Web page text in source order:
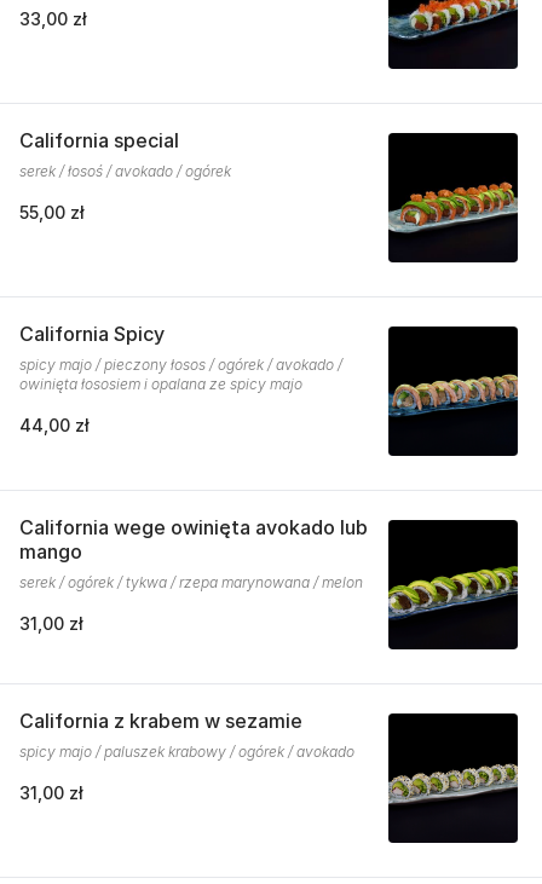
33,00 zł
California special
serek / łosoś / avokado / ogórek
55,00 zł
California Spicy
spicy majo / pieczony łosos / ogórek / avokado /
owinięta łososiem i opalana ze spicy majo
44,00 zł
California wege owinięta avokado lub
mango
serek / ogórek / tykwa / rzepa marynowana / melon
31,00 zł
California z krabem w sezamie
spicy majo / paluszek krabowy / ogórek / avokado
31,00 zł